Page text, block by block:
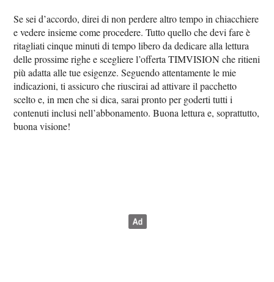
Se sei d’accordo, direi di non perdere altro tempo in chiacchiere
e vedere insieme come procedere. Tutto quello che devi fare è
ritagliati cinque minuti di tempo libero da dedicare alla lettura
delle prossime righe e scegliere l’offerta TIMVISION che ritieni
più adatta alle tue esigenze. Seguendo attentamente le mie
indicazioni, ti assicuro che riuscirai ad attivare il pacchetto
scelto e, in men che si dica, sarai pronto per goderti tutti i
contenuti inclusi nell’abbonamento. Buona lettura e, soprattutto,
buona visione!